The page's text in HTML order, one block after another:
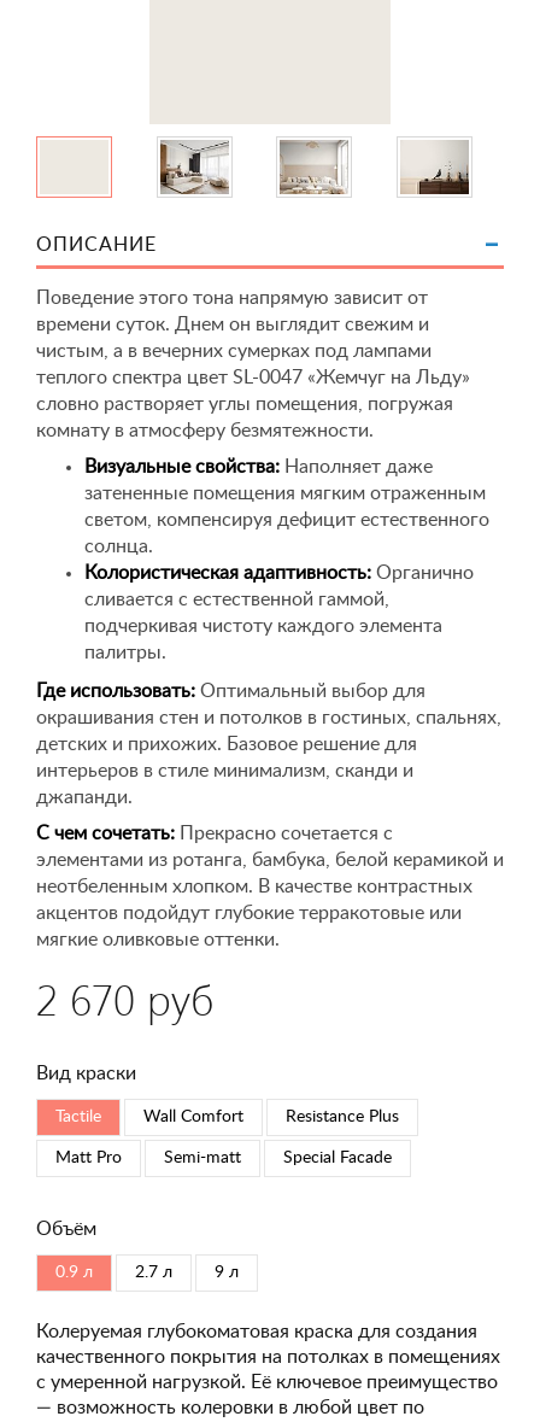
ОПИСАНИЕ
Поведение этого тона напрямую зависит от
времени суток. Днем он выглядит свежим и
чистым, а в вечерних сумерках под лампами
теплого спектра цвет SL-0047 «Жемчуг на Льду»
словно растворяет углы помещения, погружая
комнату в атмосферу безмятежности.
Визуальные свойства: Наполняет даже
затененные помещения мягким отраженным
светом, компенсируя дефицит естественного
солнца.
Колористическая адаптивность: Органично
сливается с естественной гаммой,
подчеркивая чистоту каждого элемента
палитры.
Где использовать: Оптимальный выбор для
окрашивания стен и потолков в гостиных, спальнях,
детских и прихожих. Базовое решение для
интерьеров в стиле минимализм, сканди и
джапанди.
С чем сочетать: Прекрасно сочетается с
элементами из ротанга, бамбука, белой керамикой и
неотбеленным хлопком. В качестве контрастных
акцентов подойдут глубокие терракотовые или
мягкие оливковые оттенки.
2 670 руб
Вид краски
Tactile Wall Comfort Resistance Plus
Matt Pro Semi-matt Special Faсade
Объём
0.9 л 2.7 л 9 л
Колеруемая глубокоматовая краска для создания
качественного покрытия на потолках в помещениях
с умеренной нагрузкой. Её ключевое преимущество
— возможность колеровки в любой цвет по